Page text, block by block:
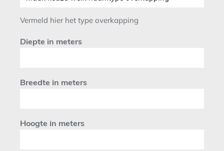
Vermeld hier het type overkapping
Diepte in meters
Breedte in meters
Hoogte in meters